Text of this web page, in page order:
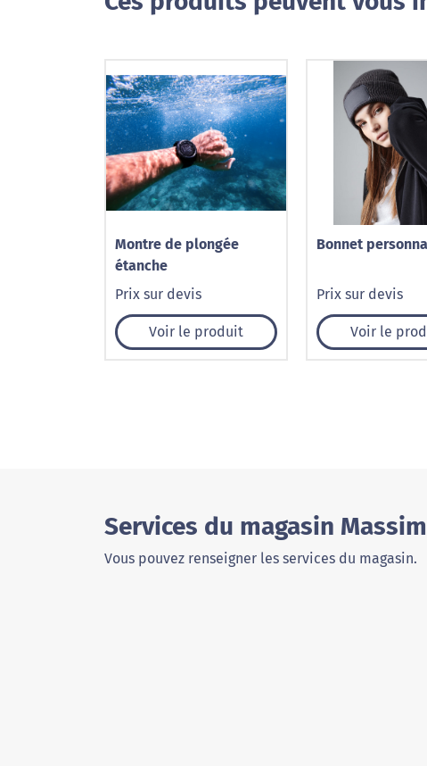
Montre de plongée
étanche
Prix sur devis
Voir le produit
Bonnet
Prix sur devis
Voir le
Services du magasin
Vous pouvez renseigner les services du magasin.